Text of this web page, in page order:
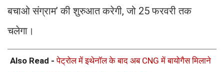
बचाओ संग्राम’ की शुरुआत करेगी, जो 25 फरवरी तक
चलेगा।
Also Read -पेट्रोल में इथेनॉल के बाद अब CNG में बायोगैस मिलाने